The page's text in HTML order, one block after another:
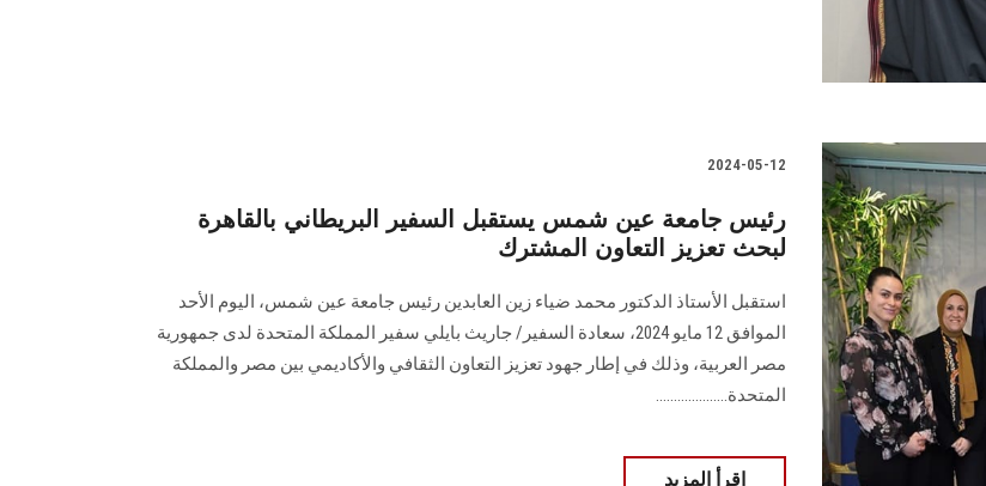
2024-05-12
رئيس جامعة عين شمس يستقبل السفير البريطاني بالقاهرة
لبحث تعزيز التعاون المشترك
استقبل الأستاذ الدكتور محمد ضياء زين العابدين رئيس جامعة عين شمس، اليوم الأحد
الموافق 12 مايو 2024، سعادة السفير/ جاريث بايلي سفير المملكة المتحدة لدى جمهورية
مصر العربية، وذلك في إطار جهود تعزيز التعاون الثقافي والأكاديمي بين مصر والمملكة
المتحدة....................
اقرأ المزيد